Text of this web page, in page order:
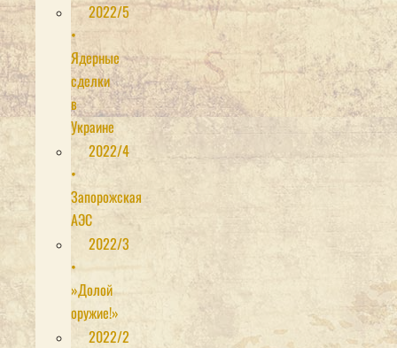
2022/5
•
Ядерные
сделки
в
Украине
2022/4
•
Запорожская
АЭС
2022/3
•
»Долой
оружие!»
2022/2